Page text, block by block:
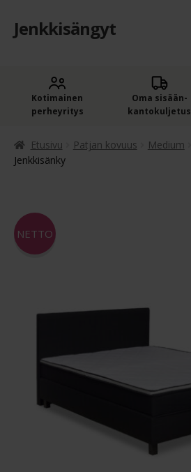
Siirry
navigointiin
Siirry
sisältöön
Jenkkisängyt
Jenkkisängyt
Oheistuotteet
Kassa
Jenkkisängyn ostajan opas
Blogi – Jenkkisänky
Kotimainen
perheyritys
Oma sisään­
kantokuljetus
Etusivu Patjan kovuus Medium
Jenkkisänky
NETTO